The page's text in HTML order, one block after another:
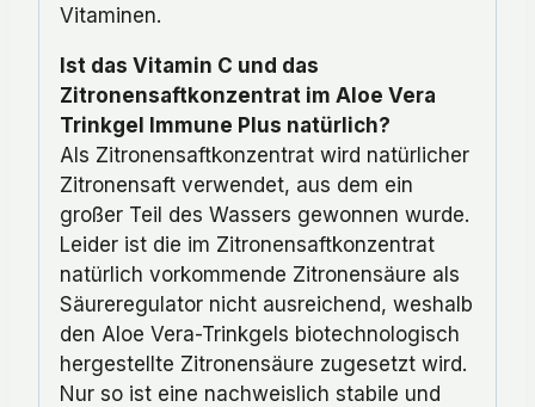
Vitaminen.
Ist das Vitamin C und das
Zitronensaftkonzentrat im Aloe Vera
Trinkgel Immune Plus natürlich?
Als Zitronensaftkonzentrat wird natürlicher
Zitronensaft verwendet, aus dem ein
großer Teil des Wassers gewonnen wurde.
Leider ist die im Zitronensaftkonzentrat
natürlich vorkommende Zitronensäure als
Säureregulator nicht ausreichend, weshalb
den Aloe Vera-Trinkgels biotechnologisch
hergestellte Zitronensäure zugesetzt wird.
Nur so ist eine nachweislich stabile und